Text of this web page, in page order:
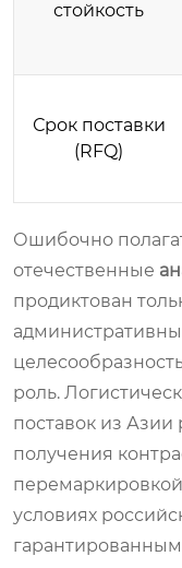
стойкость
Срок поставки
(RFQ)
Ошибочно
отечественные
продиктован
роль.
поставок из Азии
получения
условиях